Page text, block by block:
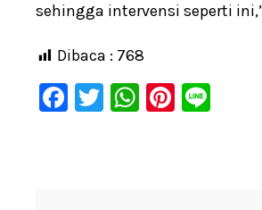
sehingga intervensi seperti
Dibaca : 768
F
T
W Pi